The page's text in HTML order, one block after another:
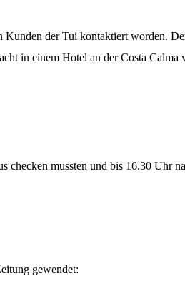
der Tui kontaktiert worden.
in einem Hotel an der Costa
mussten und bis 16.30 Uhr
gewendet: